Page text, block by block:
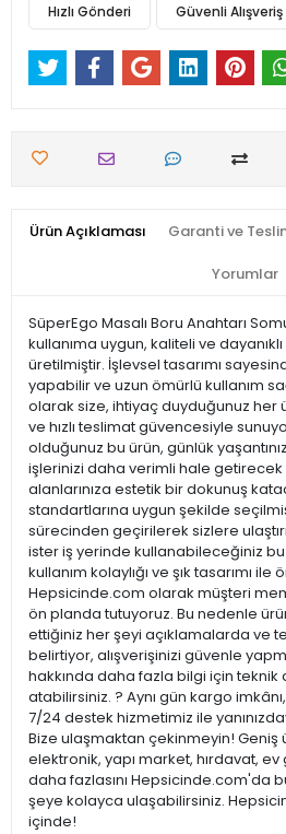
Hızlı Gönderi Güvenli Alışveriş
Ürün Açıklaması Garanti ve
Yorumlar
SüperEgo Masalı Boru Anahtarı
kullanıma uygun, kaliteli ve
üretilmiştir. İşlevsel tasarımı
yapabilir ve uzun ömürlü kullanım
olarak size, ihtiyaç duyduğunuz her
ve hızlı teslimat güvencesiyle
olduğunuz bu ürün, günlük
işlerinizi daha verimli hale
alanlarınıza estetik bir dokunuş
standartlarına uygun şekilde
sürecinden geçirilerek sizlere
ister iş yerinde kullanabileceğiniz bu
kullanım kolaylığı ve şık tasarımı ile
Hepsicinde.com olarak müşteri
ön planda tutuyoruz. Bu nedenle
ettiğiniz her şeyi açıklamalarda ve
belirtiyor, alışverişinizi güvenle
hakkında daha fazla bilgi için
atabilirsiniz. ? Aynı gün kargo
7/24 destek hizmetimiz ile
Bize ulaşmaktan çekinmeyin! Geniş
elektronik, yapı market, hırdavat,
daha fazlasını Hepsicinde.com'da
şeye kolayca ulaşabilirsiniz.
içinde!